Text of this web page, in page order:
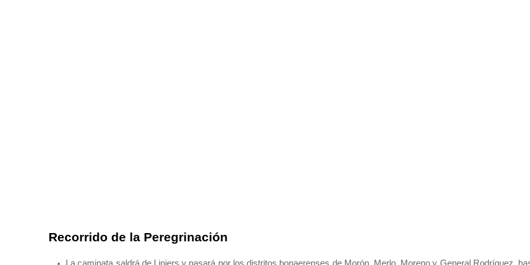
Recorrido de la Peregrinación
La caminata saldrá de Liniers y pasará por los distritos bonaerenses de Morón, Merlo, Moreno y General Rodríguez,